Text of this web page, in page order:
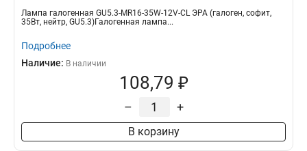
Лампа галогенная GU5.3-MR16-35W-12V-CL ЭРА (галоген, софит,
35Вт, нейтр, GU5.3)Галогенная лампа...
Подробнее
Наличие: В наличии
108,79 ₽
– +
В корзину